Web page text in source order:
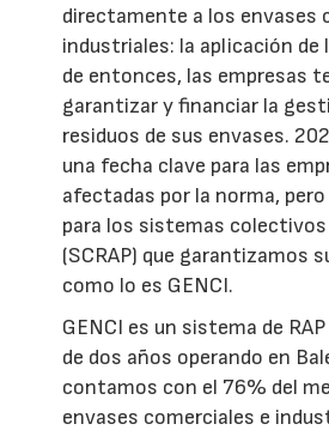
directamente a los envases
industriales: la aplicación de
de entonces, las empresas
garantizar y financiar la
residuos de sus envases.
una fecha clave para las
afectadas por la norma,
para los sistemas colectivos
(SCRAP) que garantizamos
como lo es GENCI.
GENCI es un sistema de
de dos años operando en
contamos con el 76% del
envases comerciales e